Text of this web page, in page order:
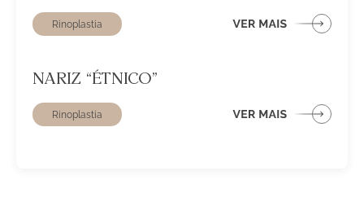
Rinoplastia
Rinoplastia
NARIZ “ÉTNICO”